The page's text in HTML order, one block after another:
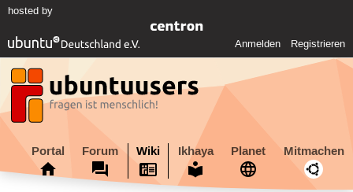
hosted by
Anmelden Registrieren
Portal Forum Wiki Ikhaya Planet Mitmachen